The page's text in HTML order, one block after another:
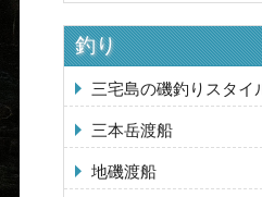
釣り
三宅島の磯釣りスタイ
三本岳渡船
地磯渡船